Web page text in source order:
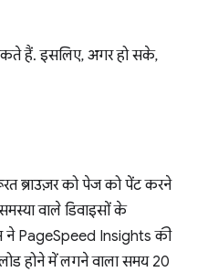
हैं. इसलिए, अगर हो सके,
ब्राउज़र को पेज को पेंट करने
वाले डिवाइसों के
ने PageSpeed Insights की
होने में लगने वाला समय 20